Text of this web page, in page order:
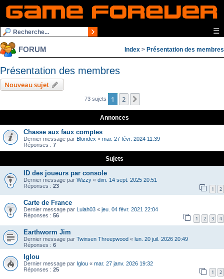
☰
FORUM Index > Présentation des membres
Présentation des membres
Nouveau sujet
73 sujets 1 2
Annonces
Chasse aux faux comptes
Dernier message par Blondex « mar. 27 févr. 2024 11:39
Réponses : 7
Sujets
ID des joueurs par console
Dernier message par Wizzy « dim. 14 sept. 2025 20:51
Réponses : 23 1 2
Carte de France
Dernier message par Lulah03 « jeu. 04 févr. 2021 22:04
Réponses : 56 1 2 3 4
Earthworm Jim
Dernier message par Twinsen Threepwood « lun. 20 juil. 2026 20:49
Réponses : 6
Iglou
Dernier message par Iglou « mar. 27 janv. 2026 19:32
Réponses : 25 1 2